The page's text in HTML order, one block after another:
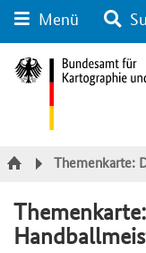
Kategorie
Menü
Themenkarte: